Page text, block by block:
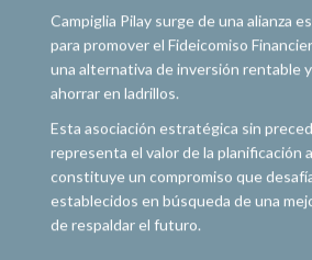
Campiglia Pilay surge de una alianza
para promover el Fideicomiso
una alternativa de inversión rentable
ahorrar en ladrillos.
Esta asociación estratégica sin
representa el valor de la planificación
constituye un compromiso que
establecidos en búsqueda de una
de respaldar el futuro.